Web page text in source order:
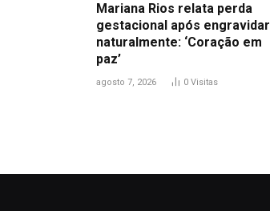
Mariana Rios relata perda
gestacional após engravidar
naturalmente: ‘Coração em
paz’
agosto 7, 2026 0 Visitas